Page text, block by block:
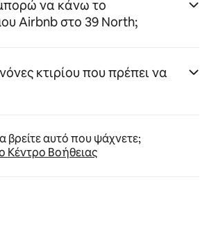
να κάνω το
Airbnb στο 39 North;
κτιρίου που πρέπει να
βρείτε αυτό που ψάχνετε;
Κέντρο Βοήθειας